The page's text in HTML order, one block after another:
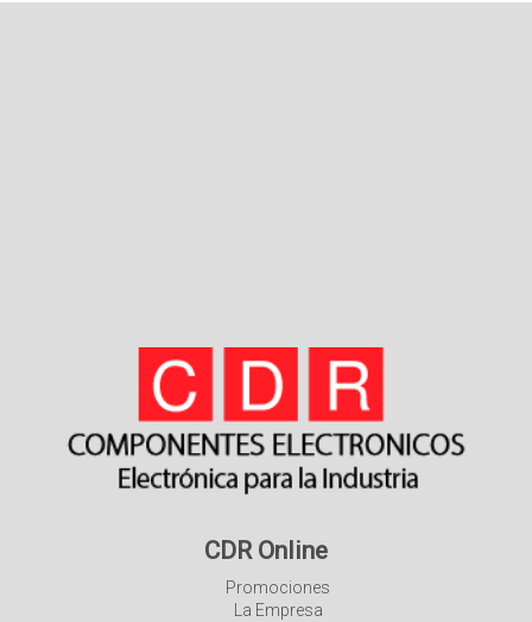
CDR Online
Promociones
La Empresa